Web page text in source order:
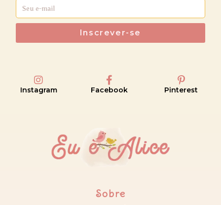
Inscrever-se
Instagram Facebook Pinterest
Sobre